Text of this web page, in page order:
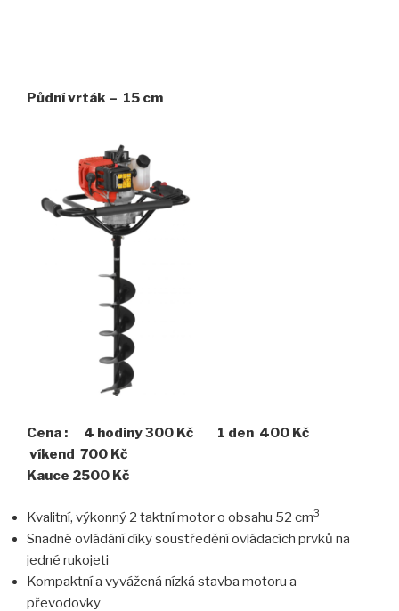
Půdní vrták – 15 cm
Cena : 4 hodiny 300 Kč 1 den 400 Kč
víkend 700 Kč
Kauce 2500 Kč
Kvalitní, výkonný 2 taktní motor o obsahu 52 cm3
Snadné ovládání díky soustředění ovládacích prvků na
jedné rukojeti
Kompaktní a vyvážená nízká stavba motoru a
převodovky